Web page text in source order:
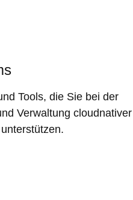
Tools, die Sie bei der
Verwaltung cloudnativer